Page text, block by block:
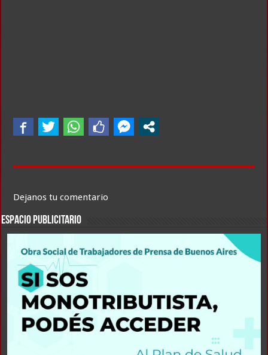
Dejanos tu comentario
ESPACIO PUBLICITARIO